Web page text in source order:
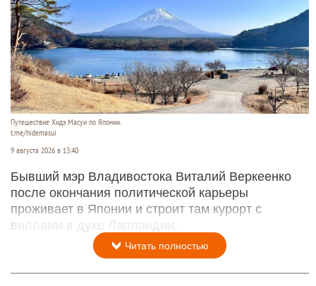
Путешествие Хидэ Масуи по Японии.
t.me/hidemasui
9 августа 2026 в 13:40
Бывший мэр Владивостока Виталий Веркеенко
после окончания политической карьеры
проживает в Японии и строит там курорт с
виллами в духе Лапландии.
Читать полностью